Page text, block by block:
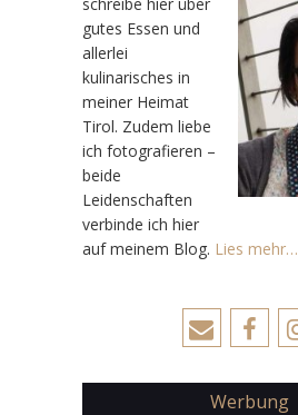
gutes Essen und
allerlei
kulinarisches in
meiner Heimat
Tirol. Zudem liebe
ich fotografieren –
beide
Leidenschaften
verbinde ich hier
auf meinem Blog. Lies mehr…
Werbung